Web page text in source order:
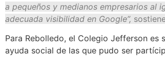
a pequeños y medianos empresarios al
adecuada visibilidad en Google”,
Para Rebolledo, el Colegio Jefferson es
ayuda social de las que pudo ser